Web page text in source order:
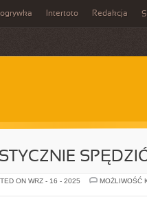
Intertoto Redakcja
ON WRZ - 16 - 2025
MOŻLIWOŚĆ